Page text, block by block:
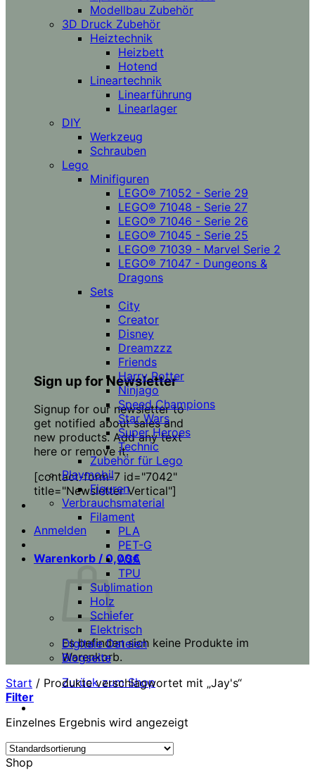
Sign up for Newsletter
Signup for our newsletter to
get notified about sales and
new products. Add any text
here or remove it.
[contact-form-7 id="7042"
title="Newsletter Vertical"]
Anmelden
Warenkorb / 0,00€
Es befinden sich keine Produkte im
Warenkorb.
Zurück zum Shop
Modellbau Zubehör
3D Druck Zubehör
Heiztechnik
Heizbett
Hotend
Lineartechnik
Linearführung
Linearlager
DIY
Werkzeug
Schrauben
Lego
Minifiguren
LEGO® 71052 - Serie 29
LEGO® 71048 - Serie 27
LEGO® 71046 - Serie 26
LEGO® 71045 - Serie 25
LEGO® 71039 - Marvel Serie 2
LEGO® 71047 - Dungeons &
Dragons
Sets
City
Creator
Disney
Dreamzzz
Friends
Harry Potter
Ninjago
Speed Champions
Star Wars
Super Heroes
Technic
Zubehör für Lego
Playmobil
Figuren
Verbrauchsmaterial
Filament
PLA
PET-G
ASA
TPU
Sublimation
Holz
Schiefer
Elektrisch
Digitale Dateien
Blogseite
Start / Produkte verschlagwortet mit „Jay's“
Filter
Einzelnes Ergebnis wird angezeigt
Shop